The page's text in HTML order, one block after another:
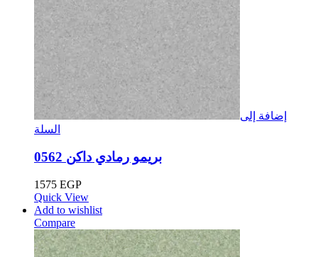
إضافة إلى
السلة
بريمو رمادي ​​داكن 0562
1575 EGP
Quick View
Add to wishlist
Compare